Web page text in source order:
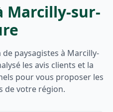
Marcilly-sur-
paysagistes à Marcilly-
les avis clients et la
pour vous proposer les
de votre région.